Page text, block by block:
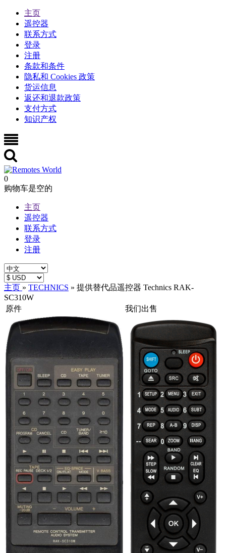
主页
遥控器
联系方式
登录
注册
条款和条件
隐私和 Cookies 政策
货运信息
返还和退款政策
支付方式
知识产权
0
购物车是空的
主页
遥控器
联系方式
登录
注册
主页 » TECHNICS » 提供替代品遥控器 Technics RAK-
SC310W
原件
我们出售